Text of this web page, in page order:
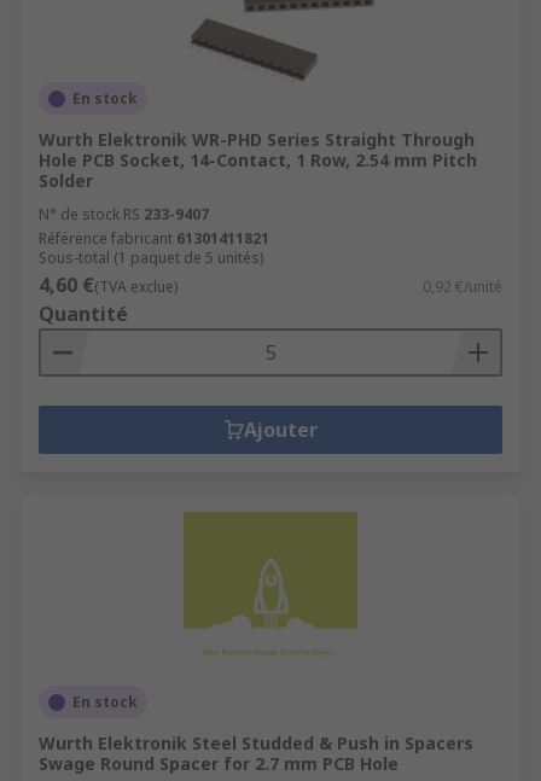
En stock
Wurth Elektronik WR-PHD Series Straight Through
Hole PCB Socket, 14-Contact, 1 Row, 2.54 mm Pitch
Solder
N° de stock RS 233-9407
Référence fabricant 61301411821
Sous-total (1 paquet de 5 unités)
4,60 €(TVA exclue) 0,92 €/unité
Quantité
Ajouter
En stock
Wurth Elektronik Steel Studded & Push in Spacers
Swage Round Spacer for 2.7 mm PCB Hole